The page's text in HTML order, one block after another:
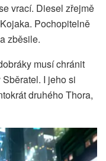
vrací. Diesel zřejmě
Pochopitelně
zběsile.
musí chránit
I jeho si
druhého Thora,